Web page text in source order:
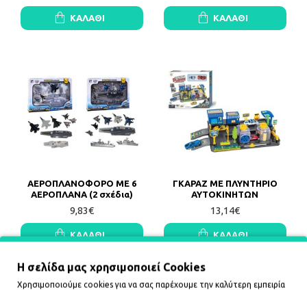
ΚΑΛΆΘΙ ΚΑΛΆΘΙ
ΑΕΡΟΠΛΑΝΟΦΟΡΟ ΜΕ 6
ΑΕΡΟΠΛΑΝΑ (2 σχέδια)
9,83€
ΚΑΛΆΘΙ
ΓΚΑΡΑΖ ΜΕ ΠΛΥΝΤΗΡΙΟ
ΑΥΤΟΚΙΝΗΤΩΝ
13,14€
ΚΑΛΆΘΙ
Η σελίδα μας χρησιμοποιεί Cookies
Χρησιμοποιούμε cookies για να σας παρέχουμε την καλύτερη εμπειρία